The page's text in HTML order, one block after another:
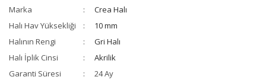
Marka
Crea Halı
Halı Hav Yüksekliği
10 mm
Halının Rengi
Gri Halı
Halı İplik Cinsi
Akrilik
Garanti Süresi
24 Ay